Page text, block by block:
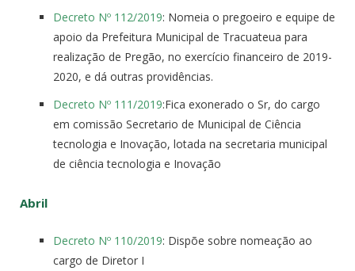
Decreto Nº 112/2019: Nomeia o pregoeiro e equipe de
apoio da Prefeitura Municipal de Tracuateua para
realização de Pregão, no exercício financeiro de 2019-
2020, e dá outras providências.
Decreto Nº 111/2019:Fica exonerado o Sr, do cargo
em comissão Secretario de Municipal de Ciência
tecnologia e Inovação, lotada na secretaria municipal
de ciência tecnologia e Inovação
Abril
Decreto Nº 110/2019: Dispõe sobre nomeação ao
cargo de Diretor I